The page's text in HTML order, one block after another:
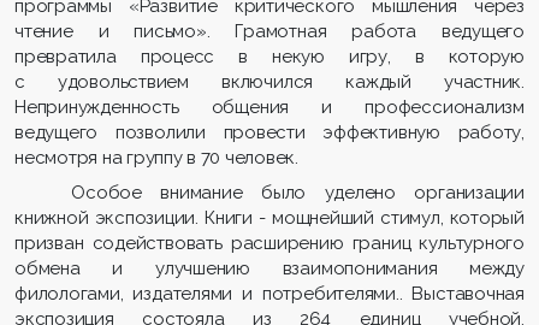
программы «Развитие критического мышления через
чтение и письмо». Грамотная работа ведущего
превратила процесс в некую игру, в которую
с удовольствием включился каждый участник.
Непринужденность общения и профессионализм
ведущего позволили провести эффективную работу,
несмотря на группу в 70 человек.
Особое внимание было уделено организации
книжной экспозиции. Книги - мощнейший стимул, который
призван содействовать расширению границ культурного
обмена и улучшению взаимопонимания между
филологами, издателями и потребителями.. Выставочная
экспозиция состояла из 264 единиц учебной,